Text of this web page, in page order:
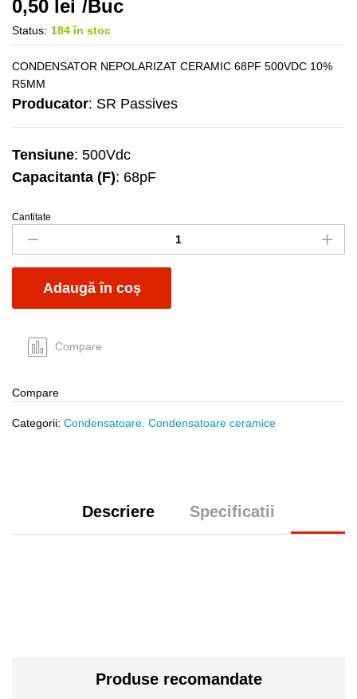
0,50 lei /Buc
Status: 184 în stoc
CONDENSATOR NEPOLARIZAT CERAMIC 68PF 500VDC 10%
R5MM
Producator: SR Passives
Tensiune: 500Vdc
Capacitanta (F): 68pF
C
ceramic
68nF/500Vdc
quantity
Cantitate
Adaugă în coș
Compare
Compare
Categorii: Condensatoare Condensatoare ceramice
Descriere Specificatii
Produse recomandate